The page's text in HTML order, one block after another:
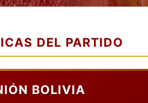
DEL PARTIDO
BOLIVIA